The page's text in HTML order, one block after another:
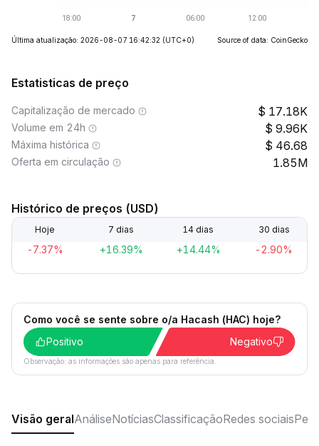
Última atualização: 2026-08-07 16:42:32 (UTC+0) Source of data: CoinGecko
Estatisticas de preço
Capitalização de mercado 17.18K
Volume em 24h 9.96K
Máxima histórica 46.68
Oferta em circulação 1.85M
Histórico de preços (USD)
Hoje 7 dias 14 dias 30 dias
-7.37% +16.39% +14.44% -2.90%
Como você se sente sobre o/a Hacash (HAC) hoje?
Positivo
Negativo
Observação: as informações são apenas para referência.
Visão geralAnáliseNotíciasClassificaçãoRedes sociais